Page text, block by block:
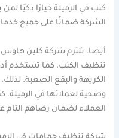
كنب في الرميلة خيارًا ذكيًا
الشركة ضمانًا على جميع
أيضا، تلتزم شركة كلين
تنظيف الكنب، كما تستخدم
الكريهة والبقع الصعبة.
وصحية لعملائها في الرميلة.
العملاء لضمان رضاهم